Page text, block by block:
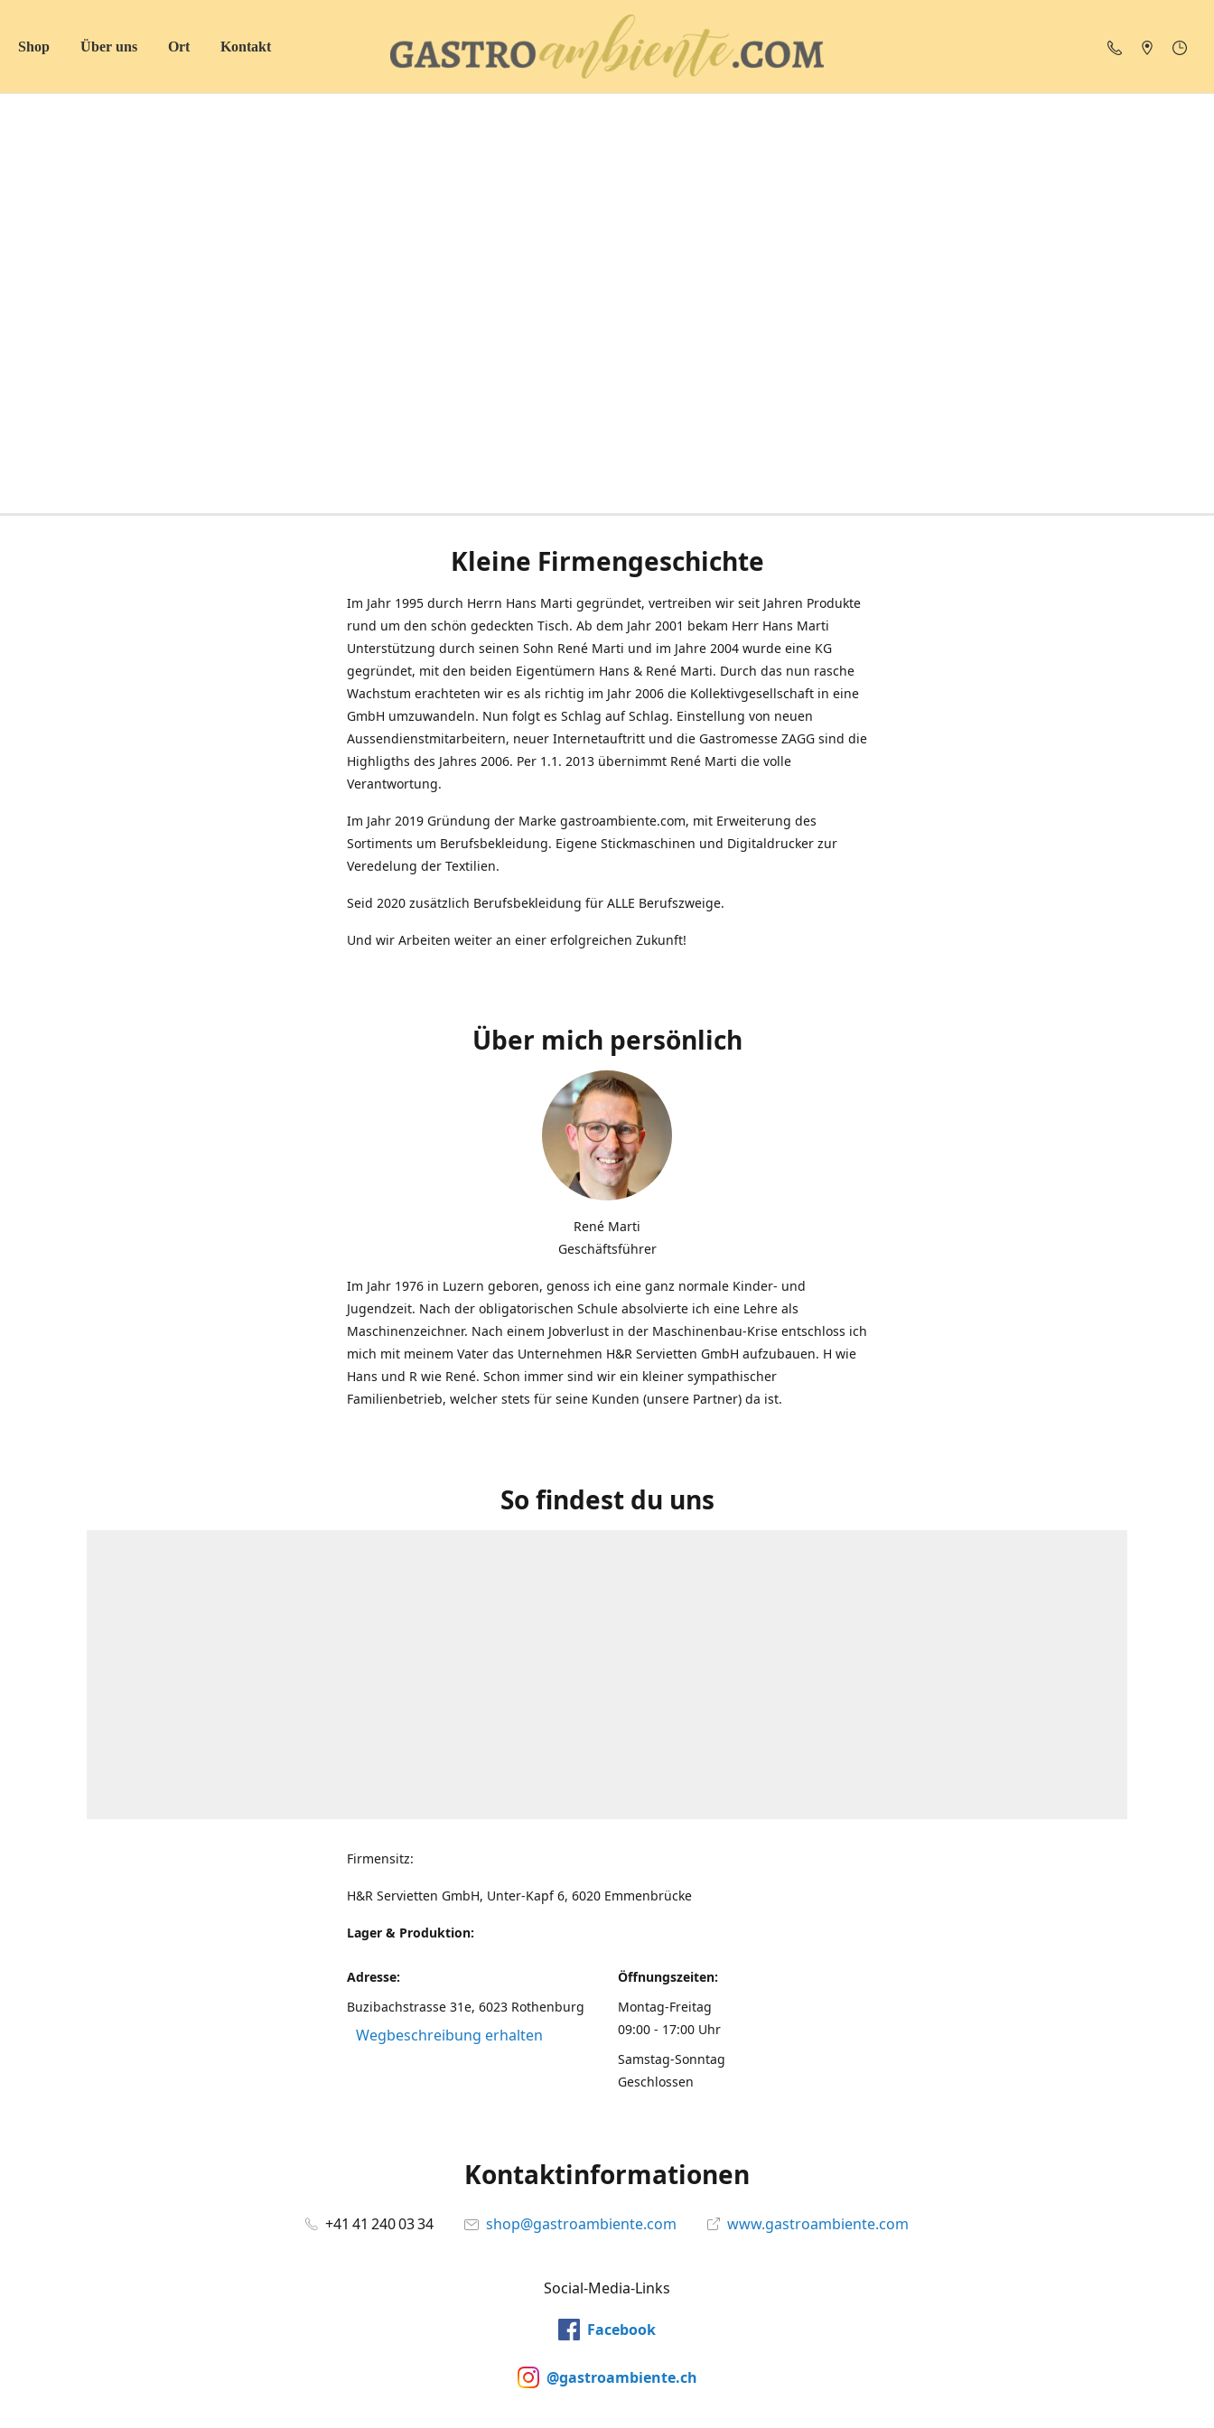
Shop Über uns Ort Kontakt
Kleine Firmengeschichte
Im Jahr 1995 durch Herrn Hans Marti gegründet, vertreiben wir seit Jahren Produkte
rund um den schön gedeckten Tisch. Ab dem Jahr 2001 bekam Herr Hans Marti
Unterstützung durch seinen Sohn René Marti und im Jahre 2004 wurde eine KG
gegründet, mit den beiden Eigentümern Hans & René Marti. Durch das nun rasche
Wachstum erachteten wir es als richtig im Jahr 2006 die Kollektivgesellschaft in eine
GmbH umzuwandeln. Nun folgt es Schlag auf Schlag. Einstellung von neuen
Aussendienstmitarbeitern, neuer Internetauftritt und die Gastromesse ZAGG sind die
Highligths des Jahres 2006. Per 1.1. 2013 übernimmt René Marti die volle
Verantwortung.
Im Jahr 2019 Gründung der Marke gastroambiente.com, mit Erweiterung des
Sortiments um Berufsbekleidung. Eigene Stickmaschinen und Digitaldrucker zur
Veredelung der Textilien.
Seid 2020 zusätzlich Berufsbekleidung für ALLE Berufszweige.
Und wir Arbeiten weiter an einer erfolgreichen Zukunft!
Über mich persönlich
René Marti
Geschäftsführer
Im Jahr 1976 in Luzern geboren, genoss ich eine ganz normale Kinder- und
Jugendzeit. Nach der obligatorischen Schule absolvierte ich eine Lehre als
Maschinenzeichner. Nach einem Jobverlust in der Maschinenbau-Krise entschloss ich
mich mit meinem Vater das Unternehmen H&R Servietten GmbH aufzubauen. H wie
Hans und R wie René. Schon immer sind wir ein kleiner sympathischer
Familienbetrieb, welcher stets für seine Kunden (unsere Partner) da ist.
So findest du uns
Firmensitz:
H&R Servietten GmbH, Unter-Kapf 6, 6020 Emmenbrücke
Lager & Produktion:
Adresse:
Buzibachstrasse 31e, 6023 Rothenburg
Wegbeschreibung erhalten
Öffnungszeiten:
Montag-Freitag
09:00 - 17:00 Uhr
Samstag-Sonntag
Geschlossen
Kontaktinformationen
+41 41 240 03 34 shop@gastroambiente.com www.gastroambiente.com
Social-Media-Links
Facebook
@gastroambiente.ch